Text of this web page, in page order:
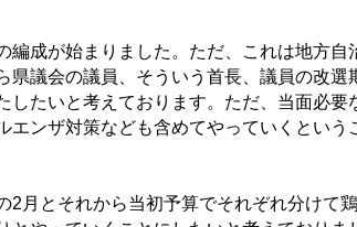
成が始まりました。ただ、これは地方自
議会の議員、そういう首長、議員の改選
したいと考えております。ただ、当面必要
ンザ対策なども含めてやっていくという
月とそれから当初予算でそれぞれ分けて鶏